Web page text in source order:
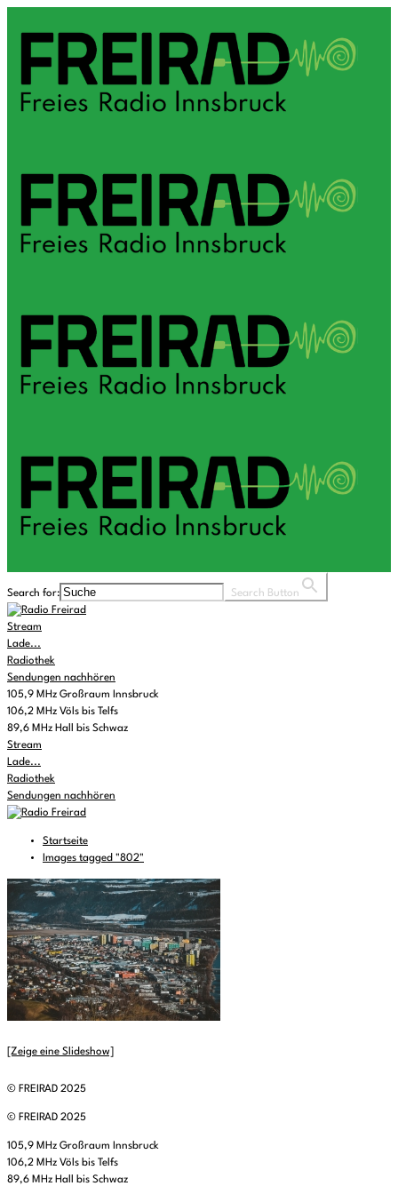
Search for: Search Button
Stream
Lade...
Radiothek
Sendungen nachhören
105,9 MHz Großraum Innsbruck
106,2 MHz Völs bis Telfs
89,6 MHz Hall bis Schwaz
Stream
Lade...
Radiothek
Sendungen nachhören
Startseite
Images tagged "802"
[Zeige eine Slideshow]
© FREIRAD 2025
© FREIRAD 2025
105,9 MHz Großraum Innsbruck
106,2 MHz Völs bis Telfs
89,6 MHz Hall bis Schwaz